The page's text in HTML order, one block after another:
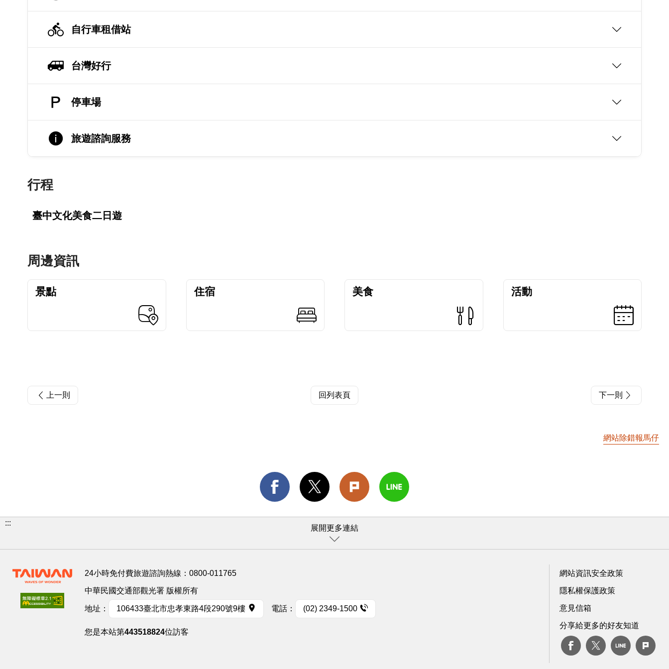
自行車租借站
台灣好行
停車場
旅遊諮詢服務
行程
臺中文化美食二日遊
周邊資訊
景點 住宿 美食 活動
上一則 回列表頁 下一則
網站除錯報馬仔
:::
展開更多連結
24小時免付費旅遊諮詢熱線： 0800-011765
中華民國交通部觀光署 版權所有
地址： 106433臺北市忠孝東路4段290號9樓 電話： (02) 2349-1500
您是本站第443518824位訪客
網站資訊安全政策
隱私權保護政策
意見信箱
分享給更多的好友知道